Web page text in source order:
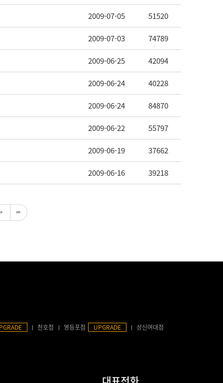
2009-07-05 51520
2009-07-03 74789
2009-06-25 42094
2009-06-24 40228
2009-06-24 84870
2009-06-22 55797
2009-06-19 37662
2009-06-16 39218
천호점 영등포점 UPGRADE 성신여대점